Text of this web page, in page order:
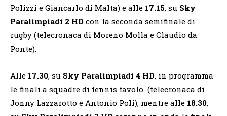
Polizzi e Giancarlo di Malta) e alle 17.15, su Sky
Paralimpiadi 2 HD con la seconda semifinale di
rugby (telecronaca di Moreno Molla e Claudio da
Ponte).
Alle 17.30, su Sky Paralimpiadi 4 HD, in programma
le finali a squadre di tennis tavolo (telecronaca di
Jonny Lazzarotto e Antonio Poli), mentre alle 18.30,